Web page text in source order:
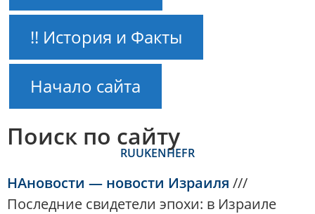
!! История и Факты
Начало сайта
Поиск по сайту
RUUKENHEFR
НАновости — новости Израиля ///
Последние свидетели эпохи: в Израиле